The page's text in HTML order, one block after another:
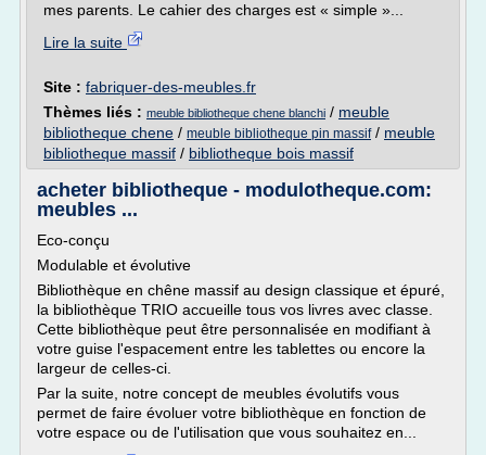
mes parents. Le cahier des charges est « simple »...
Lire la suite
Site : fabriquer-des-meubles.fr
Thèmes liés : meuble bibliotheque chene blanchi / meuble
bibliotheque chene / meuble bibliotheque pin massif/ meuble
bibliotheque massif / bibliotheque bois massif
acheter bibliotheque - modulotheque.com:
meubles ...
Eco-conçu
Modulable et évolutive
Bibliothèque en chêne massif au design classique et épuré,
la bibliothèque TRIO accueille tous vos livres avec classe.
Cette bibliothèque peut être personnalisée en modifiant à
votre guise l'espacement entre les tablettes ou encore la
largeur de celles-ci.
Par la suite, notre concept de meubles évolutifs vous
permet de faire évoluer votre bibliothèque en fonction de
votre espace ou de l'utilisation que vous souhaitez en...